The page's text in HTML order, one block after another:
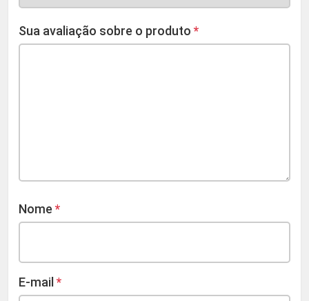
Sua avaliação sobre o produto *
Nome *
E-mail *